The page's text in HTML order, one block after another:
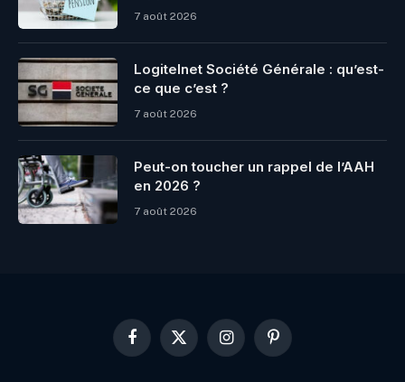
7 août 2026
Logitelnet Société Générale : qu’est-
ce que c’est ?
7 août 2026
Peut-on toucher un rappel de l’AAH
en 2026 ?
7 août 2026
Facebook
X
InstagramPinterest